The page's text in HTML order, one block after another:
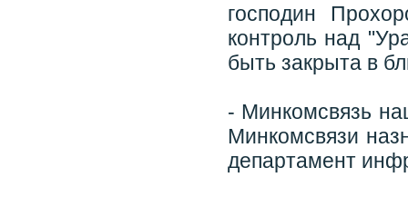
господин
контроль над
быть закрыта в
- Минкомсвязь
Минкомсвязи
департамент